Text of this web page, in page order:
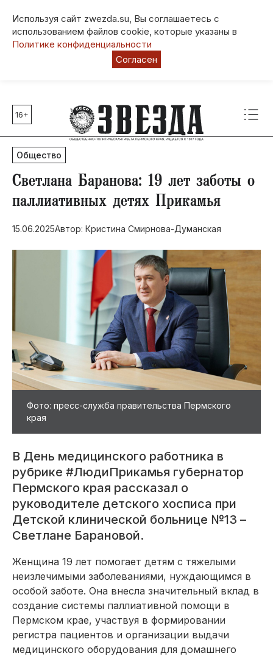
Используя сайт zwezda.su, Вы соглашаетесь с
использованием файлов cookie, которые указаны в
Политике конфиденциальности
Согласен
Главные темы
80 лет Победы
Молодежная столица РФ
СВО
Социальная поддержка
Инфраструктура
Благоустройство
16+
Общество
Светлана Баранова: 19 лет заботы о
паллиативных детях Прикамья
15.06.2025Автор: Кристина Смирнова-Думанская
Фото: пресс-служба правительства Пермского
края
В День медицинского работника в
рубрике #ЛюдиПрикамья губернатор
Пермского края рассказал о
руководителе детского хосписа при
Детской клинической больнице №13 –
Светлане Барановой.
Женщина 19 лет помогает детям с тяжелыми
неизлечимыми заболеваниями, нуждающимся в
особой заботе. Она внесла значительный вклад в
создание системы паллиативной помощи в
Пермском крае, участвуя в формировании
регистра пациентов и организации выдачи
медицинского оборудования для домашнего